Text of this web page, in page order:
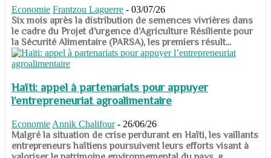
Economie Frantzou Laguerre - 03/07/26
​​​​​​​Six mois après la distribution de semences vivrières dans
le cadre du Projet d’urgence d’Agriculture Résiliente pour
la Sécurité Alimentaire (PARSA), les premiers résult...
Haïti: appel à partenariats pour appuyer
l’entrepreneuriat agroalimentaire
Economie Annik Chalifour - 26/06/26
​​​​​​​Malgré la situation de crise perdurant en Haïti, les vaillants
entrepreneurs haïtiens poursuivent leurs efforts visant à